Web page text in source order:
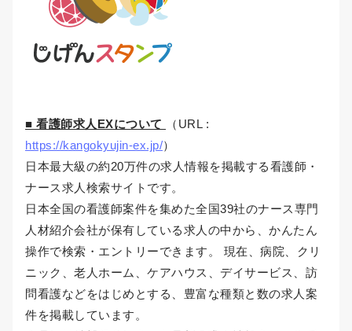
■ 看護師求人EXについて
（URL :
https://kangokyujin-ex.jp/）
日本最大級の約20万件の求人情報を掲載する看護師・
ナース求人検索サイトです。
日本全国の看護師案件を集めた全国39社のナース専門
人材紹介会社が保有している求人の中から、かんたん
操作で検索・エントリーできます。 現在、病院、クリ
ニック、老人ホーム、ケアハウス、デイサービス、訪
問看護などをはじめとする、豊富な種類と数の求人案
件を掲載しています。